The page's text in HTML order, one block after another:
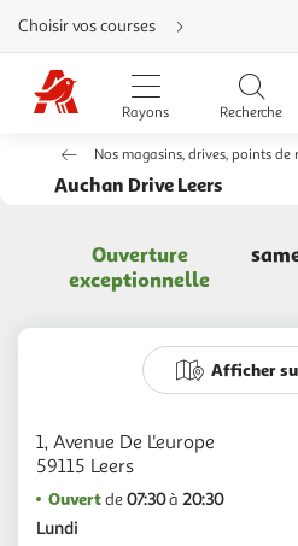
Aller
directement
au
contenu
Aller
directement
recherche
Aller
directement
directement
d'aide
Choisir vos courses
Rayons Recherche
Nos magasins, drives, points de
Auchan Drive Leers
Ouverture
exceptionnelle
Afficher
1, Avenue De L'europe
Ouvertde07:30à 20:30
Lundi